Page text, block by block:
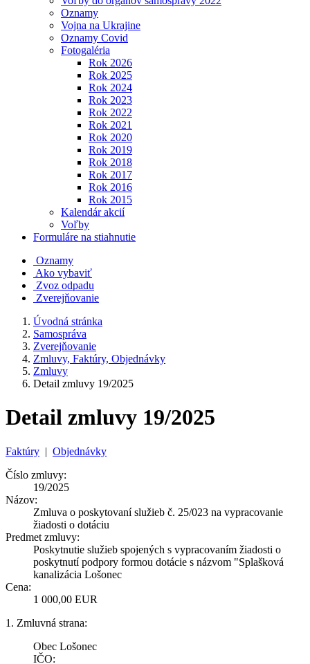
Oznamy
Vojna na Ukrajine
Oznamy Covid
Fotogaléria
Rok 2026
Rok 2025
Rok 2024
Rok 2023
Rok 2022
Rok 2021
Rok 2020
Rok 2019
Rok 2018
Rok 2017
Rok 2016
Rok 2015
Kalendár akcií
Voľby
Formuláre na stiahnutie
Oznamy
Ako vybaviť
Zvoz odpadu
Zverejňovanie
Úvodná stránka
Samospráva
Zverejňovanie
Zmluvy, Faktúry, Objednávky
Zmluvy
Detail zmluvy 19/2025
Detail zmluvy 19/2025
Faktúry | Objednávky
Číslo zmluvy:
19/2025
Názov:
Zmluva o poskytovaní služieb č. 25/023 na vypracovanie
žiadosti o dotáciu
Predmet zmluvy:
Poskytnutie služieb spojených s vypracovaním žiadosti o
poskytnutí podpory formou dotácie s názvom "Splašková
kanalizácia Lošonec
Cena:
1 000,00 EUR
1. Zmluvná strana:
Obec Lošonec
IČO: